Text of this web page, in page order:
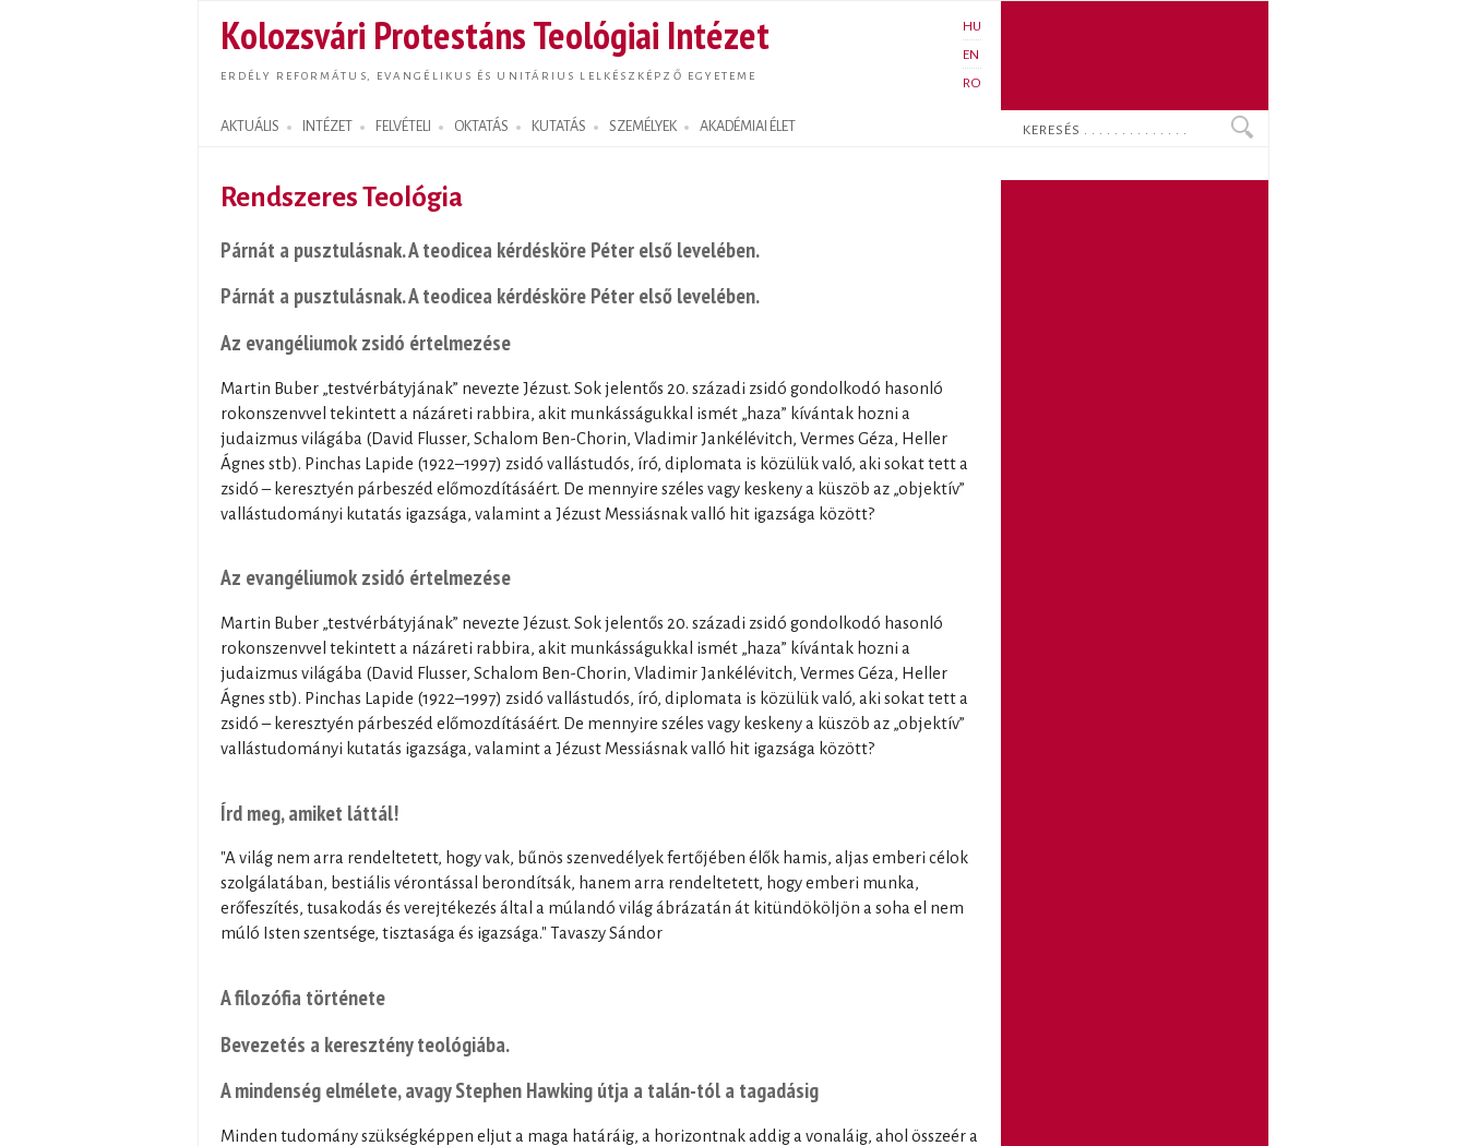
tartalomra
Kolozsvári Protestáns Teológiai Intézet
ERDÉLY REFORMÁTUS, EVANGÉLIKUS ÉS UNITÁRIUS LELKÉSZKÉPZŐ EGYETEME
HU
EN
RO
AKTUÁLIS INTÉZET FELVÉTELI OKTATÁS KUTATÁS SZEMÉLYEK AKADÉMIAI ÉLET
Search form
Keresés
Rendszeres Teológia
Párnát a pusztulásnak. A teodicea kérdésköre Péter első levelében.
Párnát a pusztulásnak. A teodicea kérdésköre Péter első levelében.
Az evangéliumok zsidó értelmezése
Martin Buber „testvérbátyjának” nevezte Jézust. Sok jelentős 20. századi zsidó gondolkodó hasonló
rokonszenvvel tekintett a názáreti rabbira, akit munkásságukkal ismét „haza” kívántak hozni a
judaizmus világába (David Flusser, Schalom Ben-Chorin, Vladimir Jankélévitch, Vermes Géza, Heller
Ágnes stb). Pinchas Lapide (1922–1997) zsidó vallástudós, író, diplomata is közülük való, aki sokat tett a
zsidó – keresztyén párbeszéd előmozdításáért. De mennyire széles vagy keskeny a küszöb az „objektív”
vallástudományi kutatás igazsága, valamint a Jézust Messiásnak valló hit igazsága között?
Az evangéliumok zsidó értelmezése
Martin Buber „testvérbátyjának” nevezte Jézust. Sok jelentős 20. századi zsidó gondolkodó hasonló
rokonszenvvel tekintett a názáreti rabbira, akit munkásságukkal ismét „haza” kívántak hozni a
judaizmus világába (David Flusser, Schalom Ben-Chorin, Vladimir Jankélévitch, Vermes Géza, Heller
Ágnes stb). Pinchas Lapide (1922–1997) zsidó vallástudós, író, diplomata is közülük való, aki sokat tett a
zsidó – keresztyén párbeszéd előmozdításáért. De mennyire széles vagy keskeny a küszöb az „objektív”
vallástudományi kutatás igazsága, valamint a Jézust Messiásnak valló hit igazsága között?
Írd meg, amiket láttál!
"A világ nem arra rendeltetett, hogy vak, bűnös szenvedélyek fertőjében élők hamis, aljas emberi célok
szolgálatában, bestiális vérontással berondítsák, hanem arra rendeltetett, hogy emberi munka,
erőfeszítés, tusakodás és verejtékezés által a múlandó világ ábrázatán át kitündököljön a soha el nem
múló Isten szentsége, tisztasága és igazsága." Tavaszy Sándor
A filozófia története
Bevezetés a keresztény teológiába.
A mindenség elmélete, avagy Stephen Hawking útja a talán-tól a tagadásig
Minden tudomány szükségképpen eljut a maga határáig, a horizontnak addig a vonaláig, ahol összeér a